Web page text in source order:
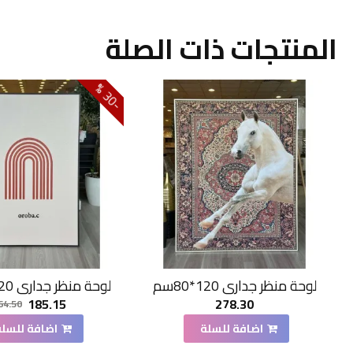
المنتجات ذات الصلة
لوحة منظر جداري 120*80سم
278.30
اضافة للسلة
-
3
0
%
لوحة منظر جداري 120*80سم
185.15
اضافة